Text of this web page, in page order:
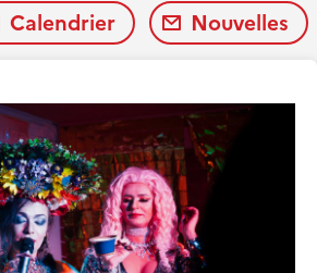
Calendrier Nouvelles